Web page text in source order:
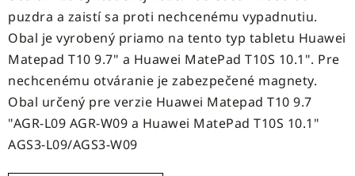
puzdra a zaistí sa proti nechcenému vypadnutiu.
Obal je vyrobený priamo na tento typ tabletu Huawei
Matepad T10 9.7" a Huawei MatePad T10S 10.1". Pre
nechcenému otváranie je zabezpečené magnety.
Obal určený pre verzie Huawei Matepad T10 9.7
"AGR-L09 AGR-W09 a Huawei MatePad T10S 10.1"
AGS3-L09/AGS3-W09